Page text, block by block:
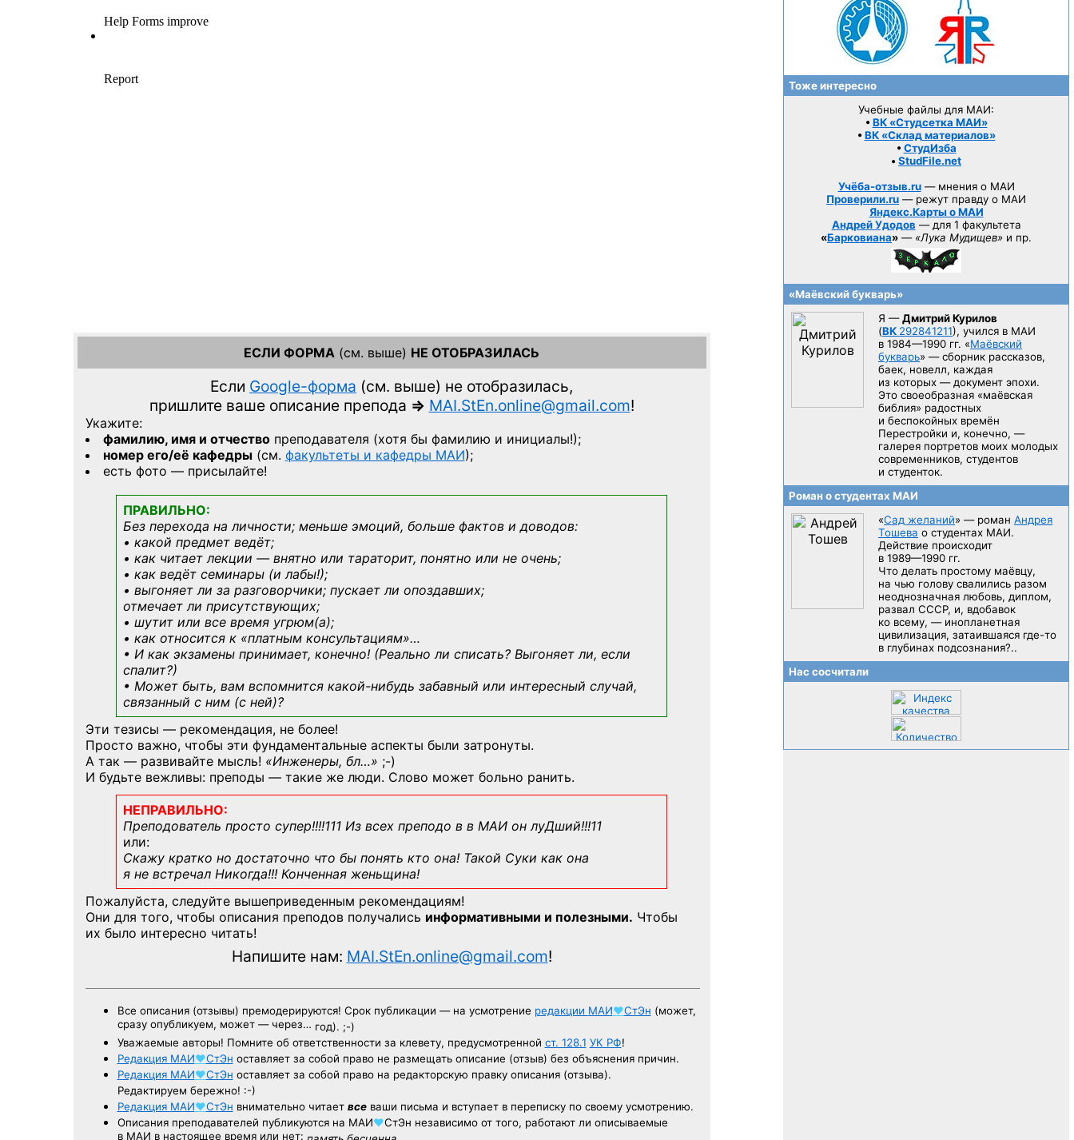
ЕСЛИ ФОРМА (см. выше) НЕ ОТОБРАЗИЛАСЬ
Если Google-форма (см. выше) не отобразилась,
пришлите ваше описание препода => MAI.StEn.online@gmail.com!
Укажите:
фамилию, имя и отчествопреподавателя (хотя бы фамилию и инициалы!);
номер его/её кафедры(см. факультеты и кафедры МАИ);
есть фото — присылайте!
ПРАВИЛЬНО:
Без перехода на личности; меньше эмоций, больше фактов и доводов:
• какой предмет ведёт;
• как читает лекции — внятно или тараторит, понятно или не очень;
• как ведёт семинары (и лабы!);
• выгоняет ли за разговорчики; пускает ли опоздавших;
отмечает ли присутствующих;
• шутит или все время угрюм(а);
• как относится к «платным консультациям»…
• И как экзамены принимает, конечно! (Реально ли списать? Выгоняет ли, если
спалит?)
• Может быть, вам вспомнится какой-нибудь забавный или интересный случай,
связанный с ним (с ней)?
Эти тезисы — рекомендация, не более!
Просто важно, чтобы эти фундаментальные аспекты были затронуты.
А так — развивайте мысль! «Инженеры, бл…» ;-)
И будьте вежливы: преподы — такие же люди. Слово может больно ранить.
НЕПРАВИЛЬНО:
Преподователь просто супер!!!!111 Из всех преподо в в МАИ он луДший!!!11
или:
Скажу кратко но достаточно что бы понять кто она! Такой Суки как она
я не встречал Никогда!!! Конченная женьщина!
Пожалуйста, следуйте вышеприведенным рекомендациям!
Они для того, чтобы описания преподов получались информативными и полезными. Чтобы
их было интересно читать!
Напишите нам: MAI.StEn.online@gmail.com!
Все описания (отзывы) премодерируются! Срок публикации — на усмотрение редакции МАИ♥СтЭн (может,
сразу опубликуем, может — через… год). ;-)
Уважаемые авторы! Помните об ответственности за клевету, предусмотренной ст. 128.1 УК РФ!
Редакция МАИ♥СтЭн оставляет за собой право не размещать описание (отзыв) без объяснения причин.
Редакция МАИ♥СтЭн оставляет за собой право на редакторскую правку описания (отзыва).
Редактируем бережно! :-)
Редакция МАИ♥СтЭн внимательно читает всеваши письма и вступает в переписку по своему усмотрению.
Описания преподавателей публикуются на МАИ♥СтЭн независимо от того, работают ли описываемые
Тоже интересно
Учебные файлы для МАИ:
• ВК «Студсетка МАИ»
• ВК «Склад материалов»
• СтудИзба
• StudFile.net
Учёба-отзыв.ru— мнения о МАИ
Проверили.ru — режут правду о МАИ
Яндекс.Карты о МАИ
Андрей Удодов — для 1 факультета
«Барковиана» — «Лука Мудищев» и пр.
«Маёвский букварь»
Я —Дмитрий Курилов
(ВК 292841211), учился в МАИ
в 1984—1990 гг. «Маёвский
букварь» — сборник рассказов,
баек, новелл, каждая
из которых — документ эпохи.
Это своеобразная «маёвская
библия» радостных
и беспокойных времён
Перестройки и, конечно, —
галерея портретов моих молодых
современников, студентов
и студенток.
Роман о студентах МАИ
«Сад желаний» — роман Андрея
Тошева о студентах МАИ.
Действие происходит
в 1989—1990 гг.
Что делать простому маёвцу,
на чью голову свалились разом
неоднозначная любовь, диплом,
развал CCCP, и, вдобавок
ко всему, — инопланетная
цивилизация, затаившаяся где-то
в глубинах подсознания?..
Нас сосчитали